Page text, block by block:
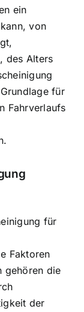
ein
von
des Alters
für
Fahrverlaufs
für
Faktoren
gehören die
der